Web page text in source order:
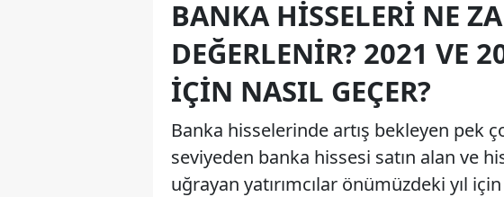
BANKA HISSELERI NE
DEĞERLENIR? 2021 VE
İÇIN NASIL GEÇER?
Banka hisselerinde artış bekleyen pek
seviyeden banka hissesi satın alan ve
uğrayan yatırımcılar önümüzdeki yıl